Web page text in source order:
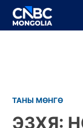
BREAKING
ТАНЫ МӨНГӨ
ЭЗХЯ: